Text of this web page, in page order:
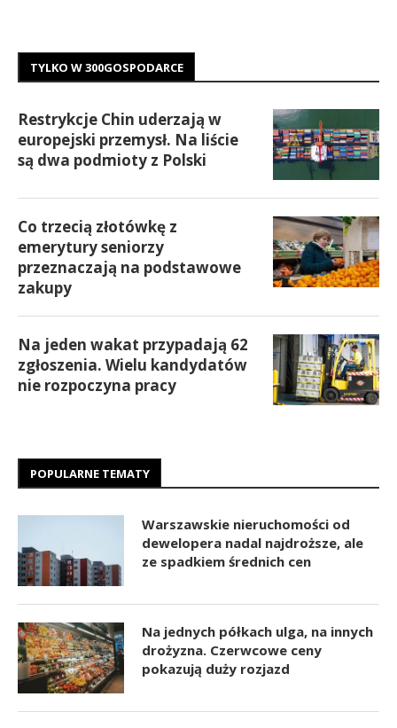
TYLKO W 300GOSPODARCE
Restrykcje Chin uderzają w
europejski przemysł. Na liście
są dwa podmioty z Polski
Co trzecią złotówkę z
emerytury seniorzy
przeznaczają na podstawowe
zakupy
Na jeden wakat przypadają 62
zgłoszenia. Wielu kandydatów
nie rozpoczyna pracy
POPULARNE TEMATY
Warszawskie nieruchomości od
dewelopera nadal najdroższe, ale
ze spadkiem średnich cen
Na jednych półkach ulga, na innych
drożyzna. Czerwcowe ceny
pokazują duży rozjazd